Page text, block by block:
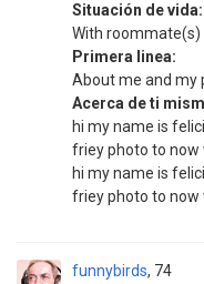
Situación de vida:
With roommate(s)
Primera linea:
About me and my
Acerca de ti
hi my name is
friey photo to now
hi my name is
friey photo to now
funnybirds 74